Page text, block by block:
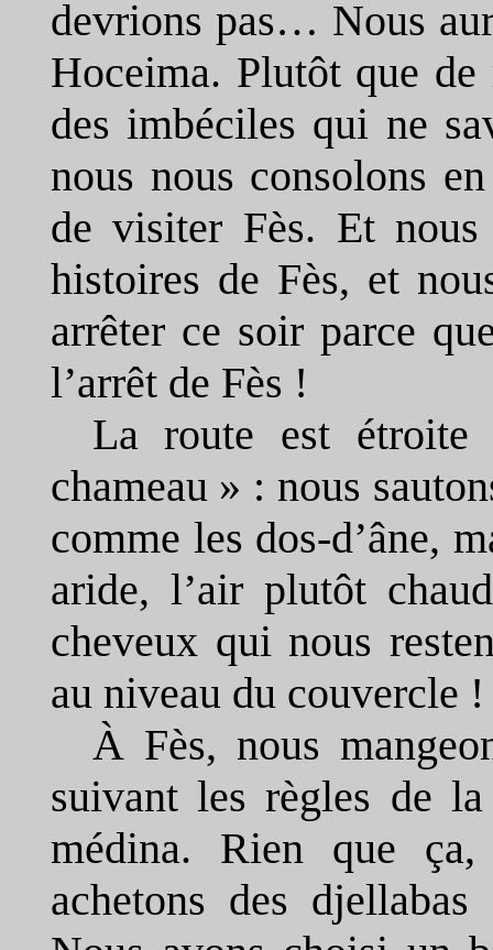
devrions pas… Nous
Hoceima. Plutôt que de
des imbéciles qui ne
nous nous consolons
de visiter Fès. Et
histoires de Fès, et
arrêter ce soir parce
l’arrêt de Fès !
La route est étroite
chameau » : nous
comme les dos-d’âne,
aride, l’air plutôt
cheveux qui nous
au niveau du couvercle !
À Fès, nous
suivant les règles de
médina. Rien que
achetons des